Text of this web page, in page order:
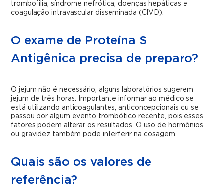
trombofilia, síndrome nefrótica, doenças hepáticas e
coagulação intravascular disseminada (CIVD).
O exame de Proteína S
Antigênica precisa de preparo?
O jejum não é necessário, alguns laboratórios sugerem
jejum de três horas. Importante informar ao médico se
está utilizando anticoagulantes, anticoncepcionais ou se
passou por algum evento trombótico recente, pois esses
fatores podem alterar os resultados. O uso de hormônios
ou gravidez também pode interferir na dosagem.
Quais são os valores de
referência?